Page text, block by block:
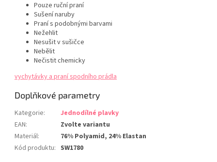
Pouze ruční praní
Sušení naruby
Praní s podobnými barvami
Nežehlit
Nesušit v sušičce
Nebělit
Nečistit chemicky
vychytávky a praní spodního prádla
Doplňkové parametry
Kategorie:
Jednodílné plavky
EAN:
Zvolte variantu
Materiál:
76% Polyamid, 24% Elastan
Kód produktu: SW1780